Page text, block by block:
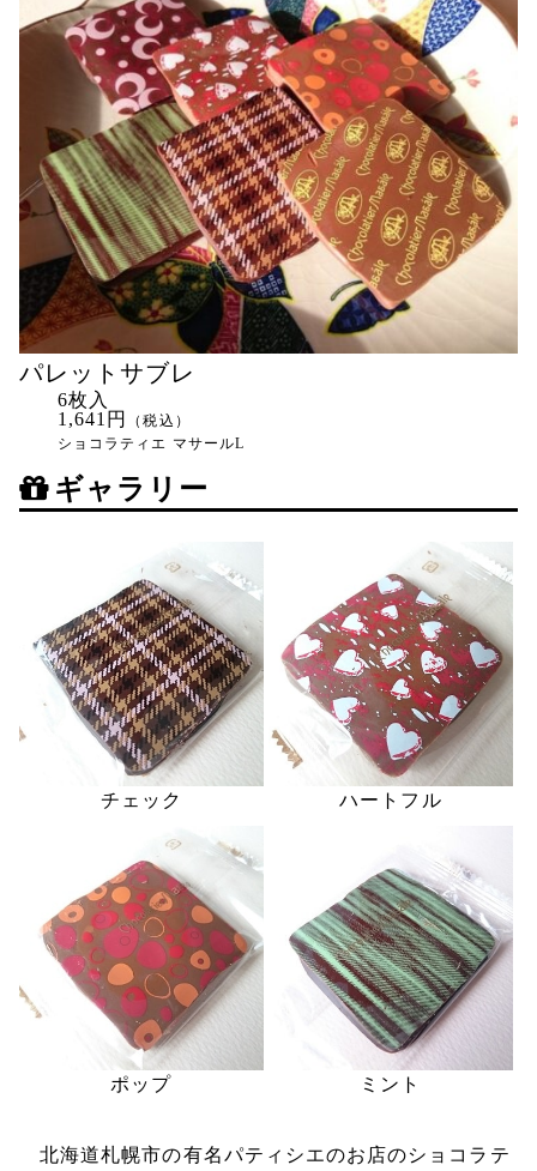
パレットサブレ
6枚入
1,641円
（税込）
ショコラティエ マサールL
ギャラリー
チェック ハートフル
ポップ ミント
北海道札幌市の有名パティシエのお店のショコラテ